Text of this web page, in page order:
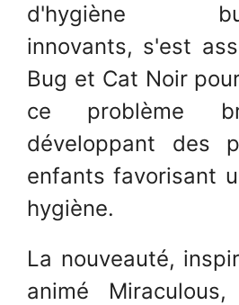
d'hygiène
innovants, s'est
Bug et Cat Noir
ce problème
développant des
enfants favorisant
hygiène.
La nouveauté,
animé